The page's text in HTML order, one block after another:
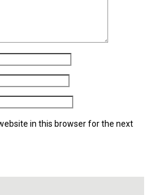
in this browser for the next